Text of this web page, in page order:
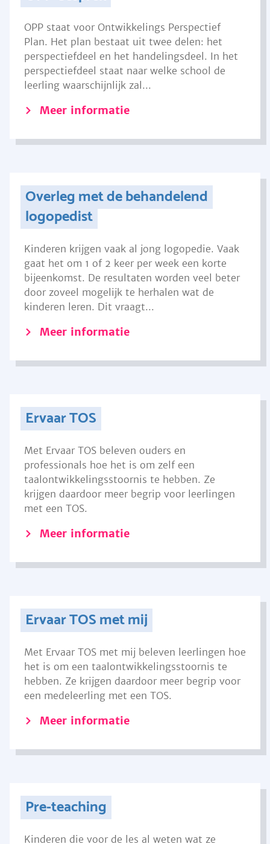
OPP staat voor Ontwikkelings Perspectief
Plan. Het plan bestaat uit twee delen: het
perspectiefdeel en het handelingsdeel. In het
perspectiefdeel staat naar welke school de
leerling waarschijnlijk zal...
Meer informatie
Overleg met de behandelend
logopedist
Kinderen krijgen vaak al jong logopedie. Vaak
gaat het om 1 of 2 keer per week een korte
bijeenkomst. De resultaten worden veel beter
door zoveel mogelijk te herhalen wat de
kinderen leren. Dit vraagt...
Meer informatie
Ervaar TOS
Met Ervaar TOS beleven ouders en
professionals hoe het is om zelf een
taalontwikkelingsstoornis te hebben. Ze
krijgen daardoor meer begrip voor leerlingen
met een TOS.
Meer informatie
Ervaar TOS met mij
Met Ervaar TOS met mij beleven leerlingen hoe
het is om een taalontwikkelingsstoornis te
hebben. Ze krijgen daardoor meer begrip voor
een medeleerling met een TOS.
Meer informatie
Pre-teaching
Kinderen die voor de les al weten wat ze